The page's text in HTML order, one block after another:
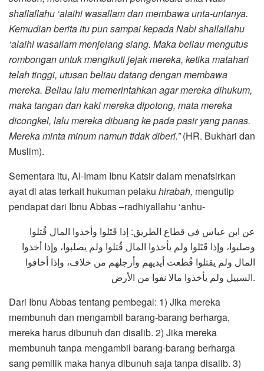
shallallahu ‘alaihi wasallam dan membawa unta-untanya.
Kemudian berita itu pun sampai kepada Nabi shallallahu
‘alaihi wasallam menjelang siang. Maka beliau mengutus
rombongan untuk mengikuti jejak mereka, ketika matahari
telah tinggi, utusan beliau datang dengan membawa
mereka. Beliau lalu memerintahkan agar mereka dihukum,
maka tangan dan kaki mereka dipotong, mata mereka
dicongkel, lalu mereka dibuang ke pada pasir yang panas.
Mereka minta minum namun tidak diberi.”(HR. Bukhari dan
Muslim).
Sementara itu, Al-Imam Ibnu Katsir dalam menafsirkan
ayat di atas terkait hukuman pelaku hirabah, mengutip
pendapat dari Ibnu Abbas –radhiyallahu ‘anhu-
عن ابن عباس في قطاع الطريق: إذا قَتَلوا وأخذوا المال قُتلوا
وصلبوا، وإذا قَتَلوا ولم يأخذوا المال قُتلوا ولم يصلبوا، وإذا أخذوا
المال ولم يقتلوا قُطعت أيديهم وأرجلهم من خلاف، وإذا أخافوا
السبيل ولم يأخذوا مالا نفوا من الأرض.
Dari Ibnu Abbas tentang pembegal: 1) Jika mereka
membunuh dan mengambil barang-barang berharga,
mereka harus dibunuh dan disalib. 2) Jika mereka
membunuh tanpa mengambil barang-barang berharga
sang pemilik maka hanya dibunuh saja tanpa disalib. 3)